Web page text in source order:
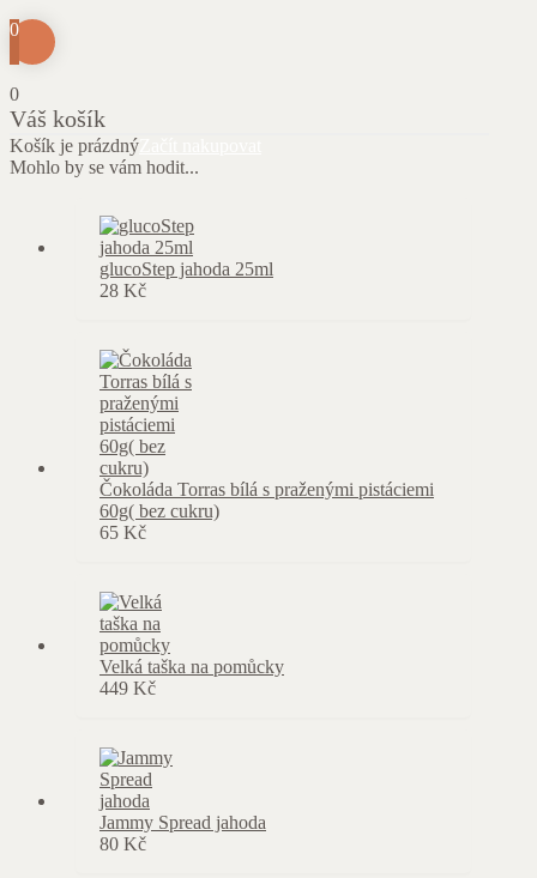
0
0
Váš košík
Košík je prázdný
Mohlo by se vám hodit...
glucoStep jahoda 25ml
28 Kč
Čokoláda Torras bílá s praženými pistáciemi
60g( bez cukru)
65 Kč
Velká taška na pomůcky
449 Kč
Jammy Spread jahoda
80 Kč